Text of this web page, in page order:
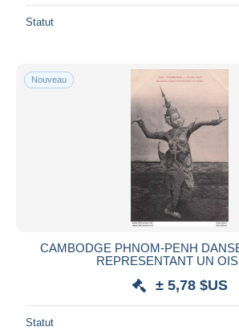
Statut
Nouveau
CAMBODGE PHNOM-PENH
REPRESENTANT UN
± 5,78 $US
Statut